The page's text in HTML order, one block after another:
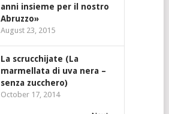
anni insieme per il nostro
Abruzzo»
August 23, 2015
La scrucchijate (La
marmellata di uva nera –
senza zucchero)
October 17, 2014